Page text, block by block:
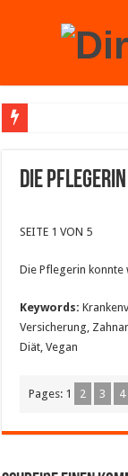
Die
SEITE 1 VON 5
Die Pflegerin konnte
Keywords:
Versicherung,
Diät, Vegan
Pages: 1 2 3 4